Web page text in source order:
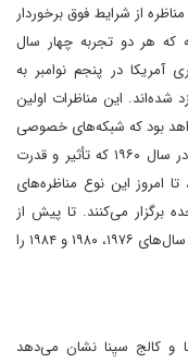
شروع مناظره از شرایط فوق برخوردار
بایدن ۸۱‌ساله و دونالد ترامپ ۷۷‌ساله که هر دو تجربه چهار سال
آمریکا در پنجم نوامبر به
شده‌اند. این مناظرات اولین
بود که شبکه‌های خصوصی
برگزار می‌کنند. از زمان آغاز مناظره‌های انتخاباتی در سال ۱۹۶۰ که تأثیر و قدرت
تا امروز این نوع مناظره‌های
برگزار می‌کنند. تا پیش از
تشکیل کمیسیون انتخابات در سال ۱۹۸۷، مناظرات سال‌های ۱۹۷۶، ۱۹۸۰ و ۱۹۸۴ را
و کالج سیِنا نشان می‌دهد